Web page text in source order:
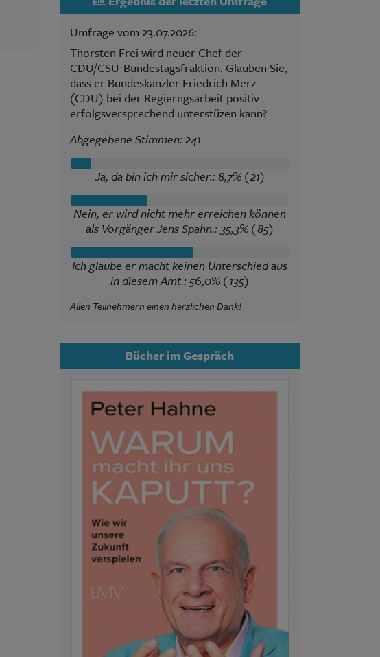
Umfrage vom 23.07.2026:
Thorsten Frei wird neuer Chef der
CDU/CSU-Bundestagsfraktion. Glauben Sie,
dass er Bundeskanzler Friedrich Merz
(CDU) bei der Regierngsarbeit positiv
erfolgsversprechend unterstüzen kann?
Abgegebene Stimmen: 241
Ja, da bin ich mir sicher.: 8,7% (21)
Nein, er wird nicht mehr erreichen können
als Vorgänger Jens Spahn.: 35,3% (85)
Ich glaube er macht keinen Unterschied aus
in diesem Amt.: 56,0% (135)
Allen Teilnehmern einen herzlichen Dank!
Bücher im Gespräch